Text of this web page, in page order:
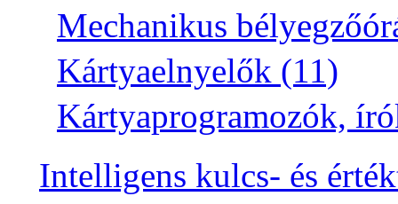
Mechanikus
Kártyaelnyelők (11)
Kártyaprogramozók,
Intelligens kulcs- és